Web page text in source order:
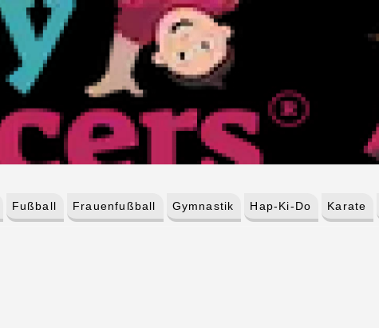
Fußball Frauenfußball Gymnastik Hap-Ki-Do Karate